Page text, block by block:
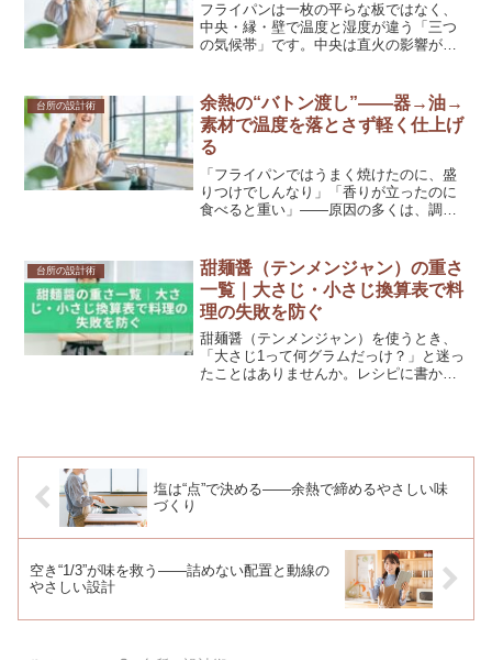
フライパンは一枚の平らな板ではなく、
中央・縁・壁で温度と湿度が違う「三つ
の気候帯」です。中央は直火の影響が強
分）は温度が落ち着きやすく逃がしに向
く。レシピや秒数ではなく、...
台所の設計術
余熱の“バトン渡し”——器→油→
素材で温度を落とさず軽く仕上げ
る
「フライパンではうまく焼けたのに、盛
りつけでしんなり」「香りが立ったのに
食べると重い」——原因の多くは、調理
段取りです。合図はいつも「湯気・音・
油」。器を先に温め、...
台所の設計術
甜麺醤（テンメンジャン）の重さ
一覧｜大さじ・小さじ換算表で料
理の失敗を防ぐ
甜麺醤（テンメンジャン）を使うとき、
「大さじ1って何グラムだっけ？」と迷っ
たことはありませんか。レシピに書かれ
塩は“点”で決める——余熱で締めるやさしい味
づくり
空き“1/3”が味を救う——詰めない配置と動線の
やさしい設計